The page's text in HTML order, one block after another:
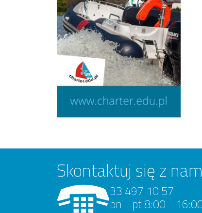
Skontaktuj się z
33 497 10 57
pn - pt 8:00 -